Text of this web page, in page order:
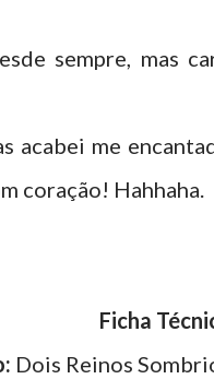
sempre, mas
acabei me
coração! Hahhaha.
Ficha
Dois Reinos